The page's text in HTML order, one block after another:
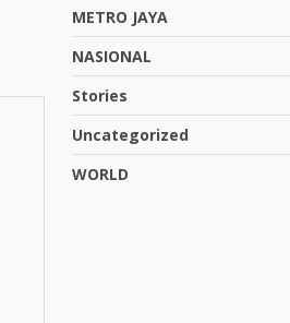
METRO JAYA
NASIONAL
Stories
Uncategorized
WORLD